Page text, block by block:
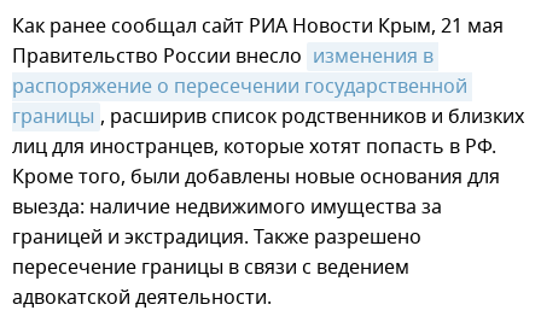
Как ранее сообщал сайт РИА Новости Крым, 21 мая
Правительство России внесло изменения в
распоряжение о пересечении государственной
границы , расширив список родственников и близких
лиц для иностранцев, которые хотят попасть в РФ.
Кроме того, были добавлены новые основания для
выезда: наличие недвижимого имущества за
границей и экстрадиция. Также разрешено
пересечение границы в связи с ведением
адвокатской деятельности.